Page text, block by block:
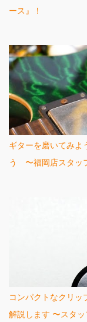
ース』！
ギターを磨いてみよ
う 〜福岡店スタッ
コンパクトなクリ
解説します 〜スタ